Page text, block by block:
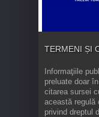
TERMENI ȘI
Informaţiile
preluate doar
citarea sursei
această regulă
privind dreptul